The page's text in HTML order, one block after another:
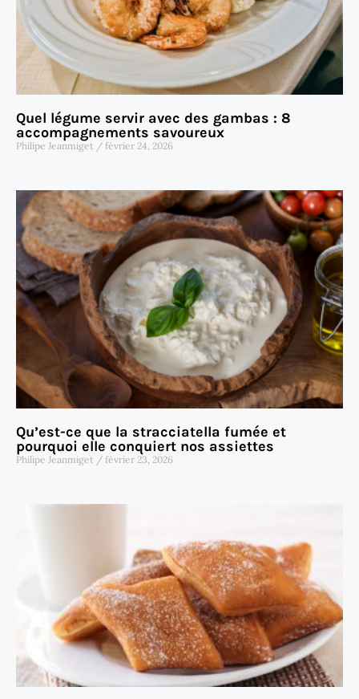
Quel légume servir avec des gambas : 8
accompagnements savoureux
Philipe Jeanmiget février 24, 2026
Qu’est-ce que la stracciatella fumée et
pourquoi elle conquiert nos assiettes
Philipe Jeanmiget février 23, 2026